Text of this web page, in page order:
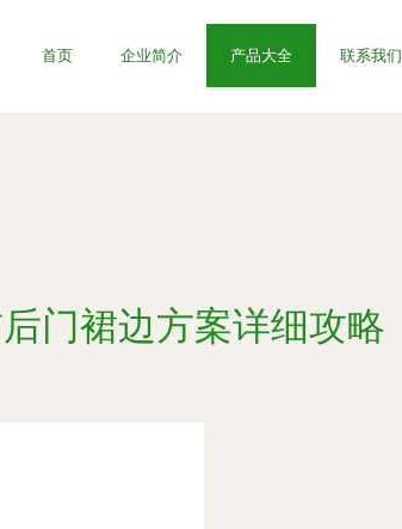
首页 企业简介 产品大全 联系我们
门裙边方案详细攻略